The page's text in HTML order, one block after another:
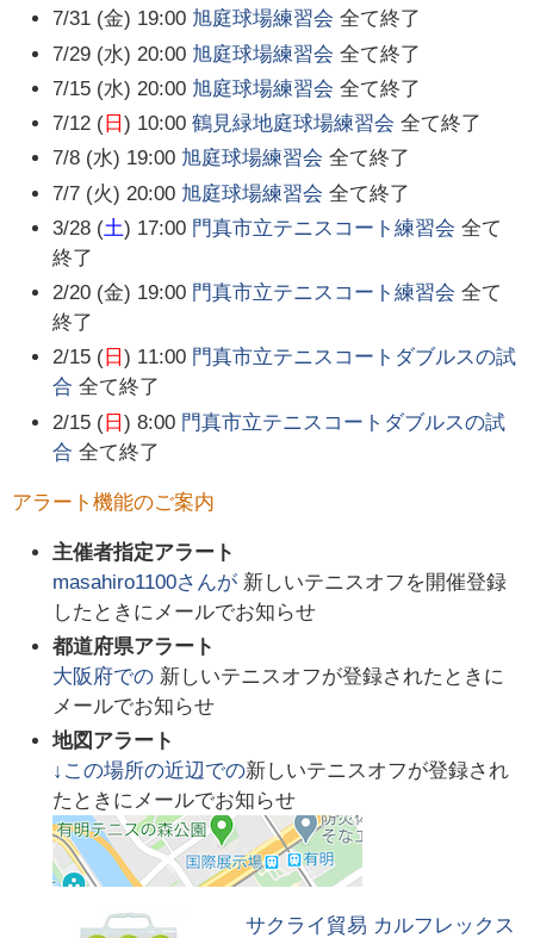
7/31 (金) 19:00 旭庭球場練習会 全て終了
7/29 (水) 20:00 旭庭球場練習会 全て終了
7/15 (水) 20:00 旭庭球場練習会 全て終了
7/12 ( 日) 10:00 鶴見緑地庭球場練習会 全て終了
7/8 (水) 19:00 旭庭球場練習会 全て終了
7/7 (火) 20:00 旭庭球場練習会 全て終了
3/28 (土) 17:00 門真市立テニスコート練習会 全て
終了
2/20 (金) 19:00 門真市立テニスコート練習会 全て
終了
2/15 ( 日) 11:00 門真市立テニスコートダブルスの試
合 全て終了
2/15 ( 日) 8:00 門真市立テニスコートダブルスの試
合 全て終了
アラート機能のご案内
主催者指定アラート
masahiro1100さんが 新しいテニスオフを開催登録
したときにメールでお知らせ
都道府県アラート
大阪府での 新しいテニスオフが登録されたときに
メールでお知らせ
地図アラート
↓この場所の近辺での新しいテニスオフが登録され
たときにメールでお知らせ
サクライ貿易 カルフレックス